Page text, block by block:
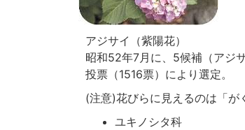
アジサイ（紫陽花）
昭和52年7月に、5候補（アジ
投票（1516票）により選定。
(注意)花びらに見えるのは「が
ユキノシタ科